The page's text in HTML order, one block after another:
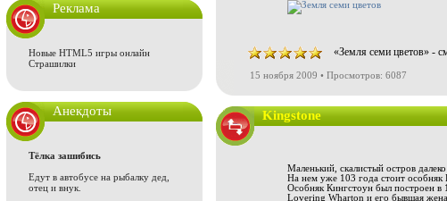
Реклама
Новые HTML5 игры онлайн
Страшилки
Анекдоты
Тёлка зашибись
Едут в автобусе на рыбалку дед,
отец и внук.
«Земля семи цветов» -
15 ноября 2009 • Просмотров: 6087
Kingstone
Маленький, скалистый остров
На нем уже 103 года стоит особняк
Особняк Кингстоун был построен в
Lovering Wharton и его бывшая жена